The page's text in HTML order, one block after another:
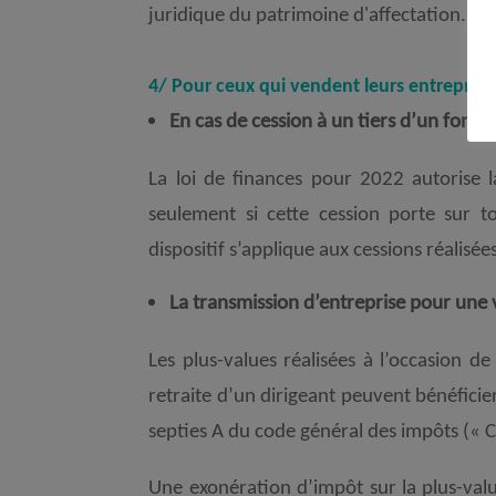
juridique du patrimoine d'affectation.
4/ Pour ceux qui vendent leurs
En cas de cession à un tiers d’un
La loi de finances pour 2022 autorise
seulement si cette cession porte sur
dispositif s’applique aux cessions
La transmission d’entreprise pour
Les plus-values réalisées à l’occasion
retraite d’un dirigeant peuvent
septies A du code général des impôts («
Une exonération d’impôt sur la plus-